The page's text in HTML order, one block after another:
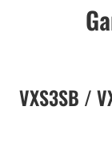
VXS3SB /